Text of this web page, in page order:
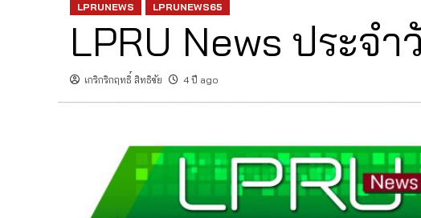
LPRUNEWS LPRUNEWS65
LPRU News ประจ
เกริกริกฤทธิ์ สิทธิชัย 4 ปี ago